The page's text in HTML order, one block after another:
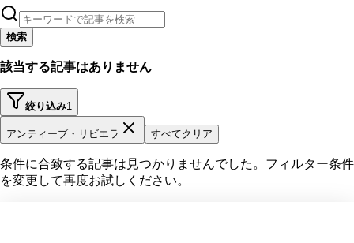
検索
該当する記事はありません
絞り込み1
アンティーブ・リビエラ すべてクリア
条件に合致する記事は見つかりませんでした。フィルター条件
を変更して再度お試しください。